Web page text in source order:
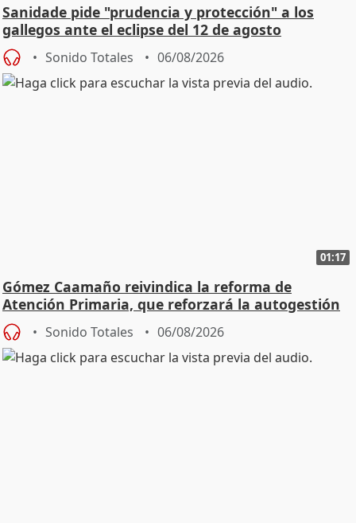
Sanidade pide "prudencia y protección" a los
gallegos ante el eclipse del 12 de agosto
Sonido Totales 06/08/2026
01:17
Gómez Caamaño reivindica la reforma de
Atención Primaria, que reforzará la autogestión
Sonido Totales 06/08/2026